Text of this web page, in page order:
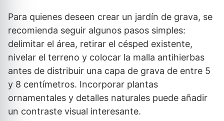
Para quienes deseen crear un jardín de grava, se
recomienda seguir algunos pasos simples:
delimitar el área, retirar el césped existente,
nivelar el terreno y colocar la malla antihierbas
antes de distribuir una capa de grava de entre 5
y 8 centímetros. Incorporar plantas
ornamentales y detalles naturales puede añadir
un contraste visual interesante.